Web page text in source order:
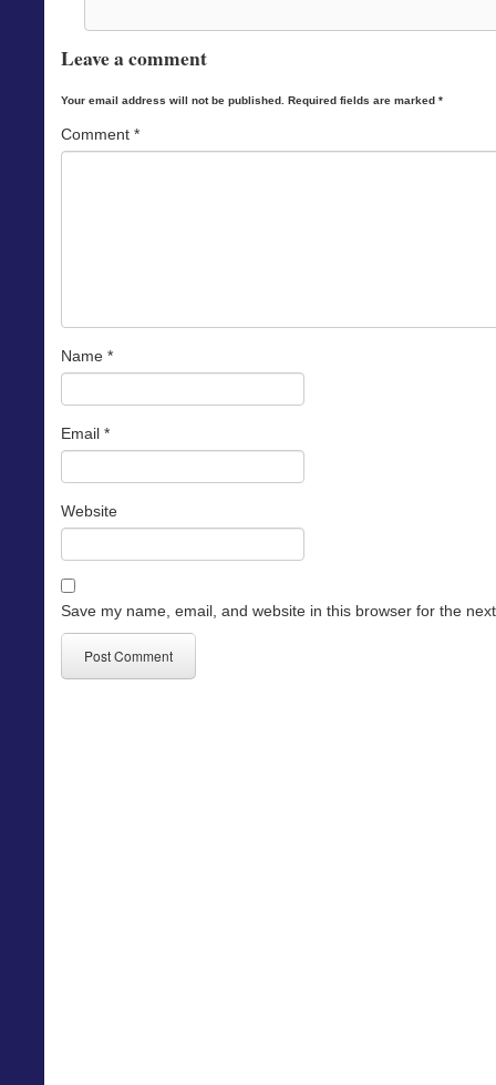
Leave a comment
Your email address will not be published. Required fields are marked *
Comment *
Name *
Email *
Website
Save my name, email, and website in this browser for the